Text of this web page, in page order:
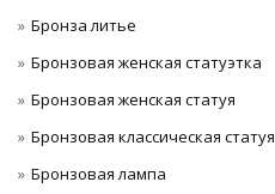
Бронза литье
Бронзовая женская статуэтка
Бронзовая женская статуя
Бронзовая классическая статуя
Бронзовая лампа